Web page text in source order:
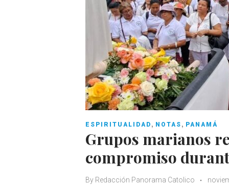
ESPIRITUALIDAD , NOTAS , PANAMÁ
Grupos marianos
compromiso
By Redacción Panorama Catolico